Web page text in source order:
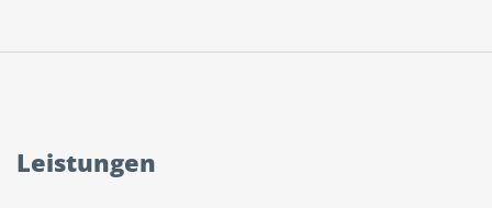
Leistungen